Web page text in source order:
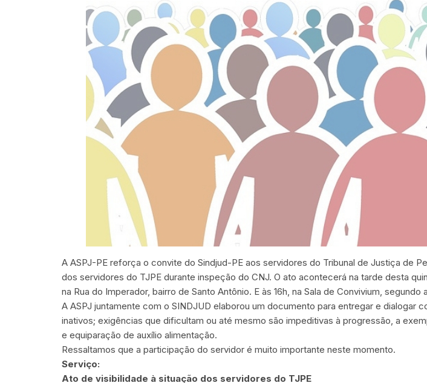
A ASPJ-PE reforça o convite do Sindjud-PE aos servidores do Tribunal de Justiça de
dos servidores do TJPE durante inspeção do CNJ. O ato acontecerá na tarde desta
na Rua do Imperador, bairro de Santo Antônio. E às 16h, na Sala de Convivium,
A ASPJ juntamente com o SINDJUD elaborou um documento para entregar e dialogar
inativos; exigências que dificultam ou até mesmo são impeditivas à progressão, a
e equiparação de auxílio alimentação.
Ressaltamos que a participação do servidor é muito importante neste momento.
Serviço:
Ato de visibilidade à situação dos servidores do TJPE